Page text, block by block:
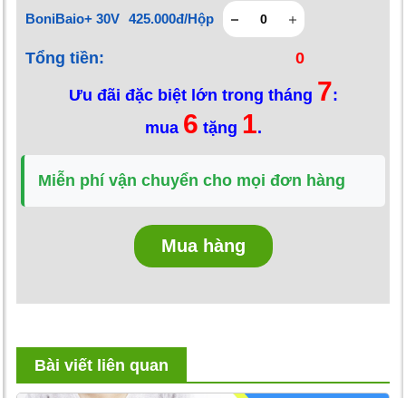
BoniBaio+ 30V 425.000đ/Hộp
Tổng tiền: 0
Ưu đãi đặc biệt lớn trong tháng 7:
mua 6 tặng 1.
Miễn phí vận chuyển cho mọi đơn hàng
Mua hàng
Bài viết liên quan